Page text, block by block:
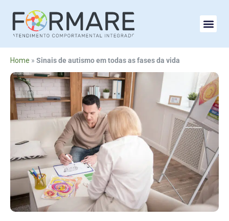
Home » Sinais de autismo em todas as fases da vida